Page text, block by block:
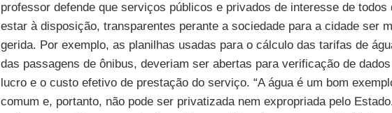
professor defende que serviços públicos e privados de interesse de todos
estar à disposição, transparentes perante a sociedade para a cidade ser
gerida. Por exemplo, as planilhas usadas para o cálculo das tarifas de
das passagens de ônibus, deveriam ser abertas para verificação de
lucro e o custo efetivo de prestação do serviço. “A água é um bom
comum e, portanto, não pode ser privatizada nem expropriada pelo